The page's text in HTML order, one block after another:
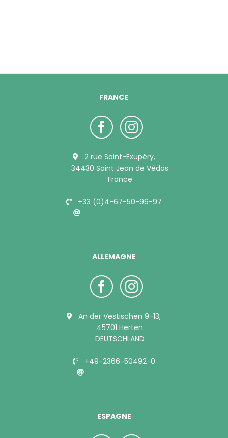
FRANCE
2 rue Saint-Exupéry,
34430 Saint Jean de Védas
France
+33 (0)4-67-50-96-97
ALLEMAGNE
An der Vestischen 9-13,
45701 Herten
DEUTSCHLAND
+49-2366-50492-0
ESPAGNE